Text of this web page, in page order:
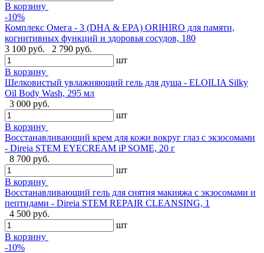
В корзину
-10%
Комплекс Омега - 3 (DHA & EPA) ORIHIRO для памяти,
когнитивных функций и здоровья сосудов, 180
3 100 руб.
2 790 руб.
шт
В корзину
Шелковистый увлажняющий гель для душа - ELOILIA Silky
Oil Body Wash, 295 мл
3 000 руб.
шт
В корзину
Восстанавливающий крем для кожи вокруг глаз с экзосомами
- Direia STEM EYECREAM iP SOME, 20 г
8 700 руб.
шт
В корзину
Восстанавливающий гель для снятия макияжа с экзосомами и
пептидами - Direia STEM REPAIR CLEANSING, 1
4 500 руб.
шт
В корзину
-10%